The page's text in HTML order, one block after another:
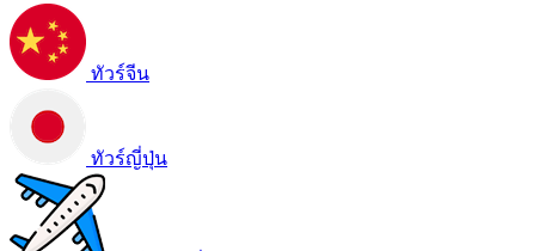
ทัวร์จีน
ทัวร์ญี่ปุ่น